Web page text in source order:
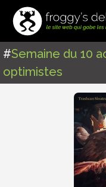
#Semaine du 10
optimistes